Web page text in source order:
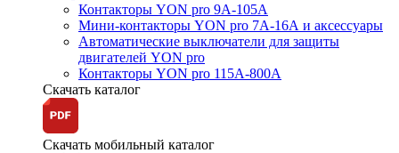
Контакторы YON pro 9А-105А
Мини-контакторы YON pro 7А-16А и аксессуары
Автоматические выключатели для защиты
двигателей YON pro
Контакторы YON pro 115А-800А
Скачать каталог
Скачать мобильный каталог